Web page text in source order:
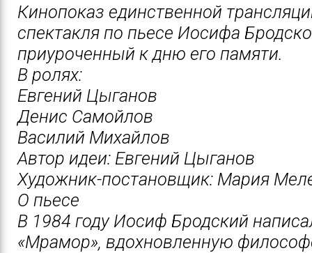
Кинопоказ единственной
спектакля по пьесе Иосифа
приуроченный к дню его памяти.
В ролях:
Евгений Цыганов
Денис Самойлов
Василий Михайлов
Автор идеи: Евгений Цыганов
Художник-постановщик: Мария
О пьесе
В 1984 году Иосиф Бродский
«Мрамор», вдохновленную